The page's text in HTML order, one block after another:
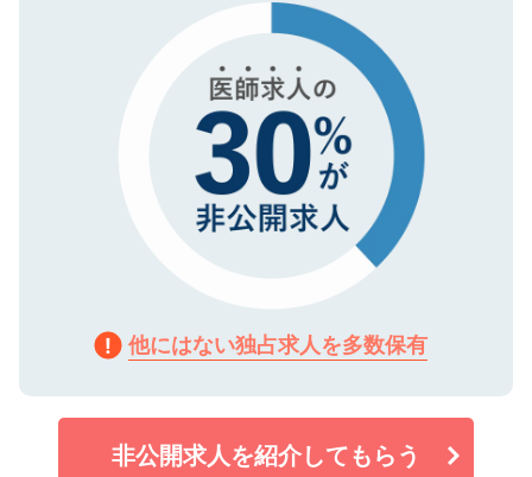
で、機密保持に関してもご安心ください。
他にはない独占求人を多数保有
非公開求人を紹介してもらう